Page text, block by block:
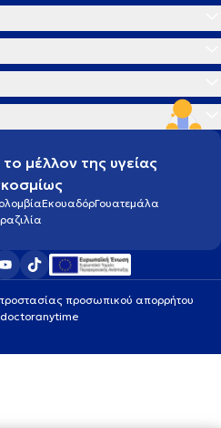
μέλλον της υγείας
ΕκουαδόρΓουατεμάλα
προστασίας προσωπικού απορρήτου